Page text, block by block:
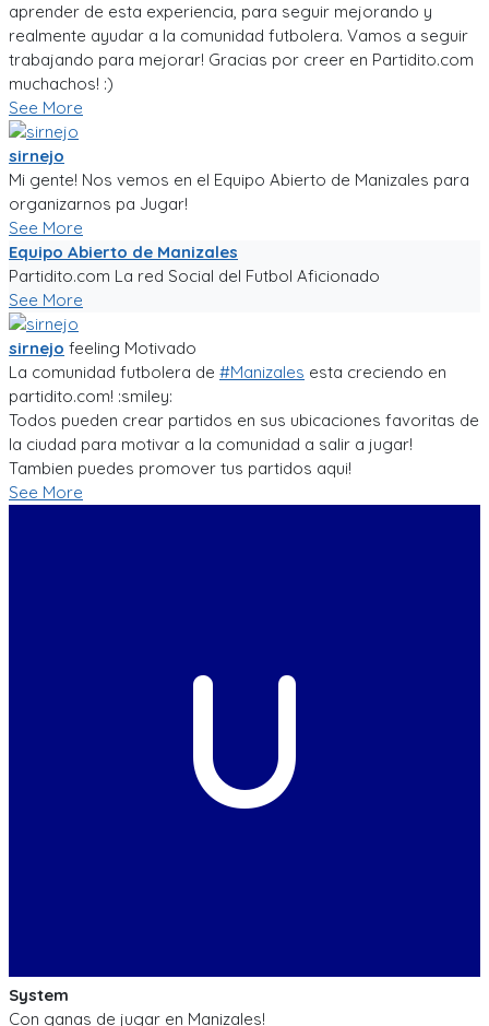
aprender de esta experiencia, para seguir mejorando y
realmente ayudar a la comunidad futbolera. Vamos a seguir
trabajando para mejorar! Gracias por creer en Partidito.com
muchachos! :)
See More
sirnejo
Mi gente! Nos vemos en el Equipo Abierto de Manizales para
organizarnos pa Jugar!
See More
Equipo Abierto de Manizales
Partidito.com La red Social del Futbol Aficionado
See More
sirnejo feeling Motivado
La comunidad futbolera de #Manizales esta creciendo en
partidito.com! :smiley:
Todos pueden crear partidos en sus ubicaciones favoritas de
la ciudad para motivar a la comunidad a salir a jugar!
Tambien puedes promover tus partidos aqui!
See More
U
System
Con ganas de jugar en Manizales!